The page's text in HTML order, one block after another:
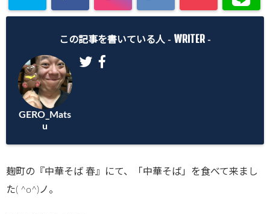
この記事を書いている人 - WRITER -
GERO_Mats
u
麹町の『中華そば 春』にて、「中華そば」を食べて来まし
た( ^o^)ノ。